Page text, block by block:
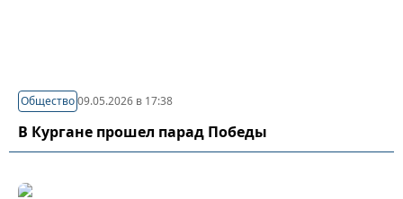
Общество09.05.2026 в 17:38
В Кургане прошел парад Победы